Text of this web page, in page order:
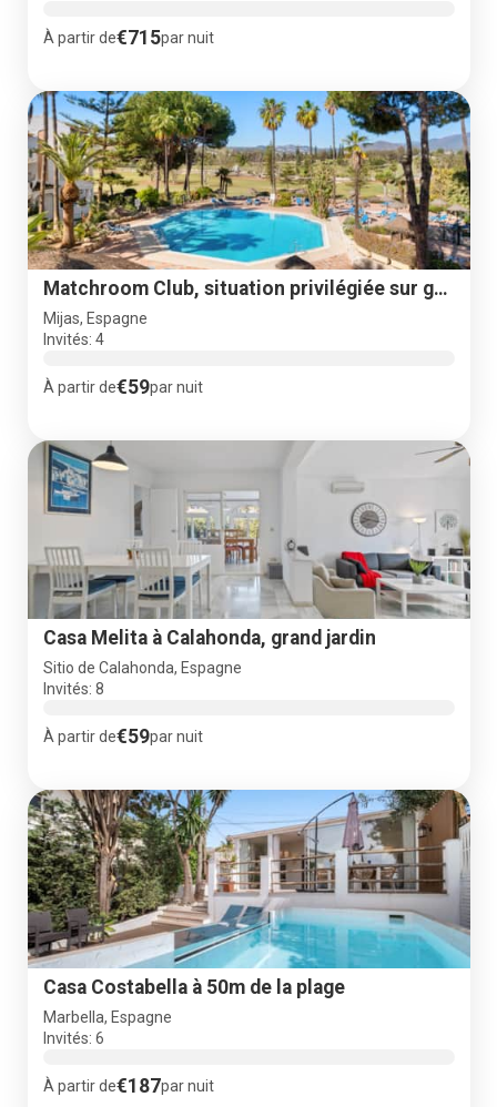
À partir de€715par nuit
Matchroom Club, situation privilégiée sur golf de prestige
Mijas, Espagne
Invités: 4
À partir de€59par nuit
Casa Melita à Calahonda, grand jardin
Sitio de Calahonda, Espagne
Invités: 8
À partir de€59par nuit
Casa Costabella à 50m de la plage
Marbella, Espagne
Invités: 6
À partir de€187par nuit